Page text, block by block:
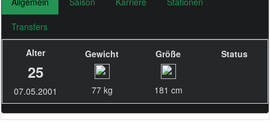
Transfers
Alter
25
07.05.2001
Gewicht
77 kg
Größe
181 cm
Status